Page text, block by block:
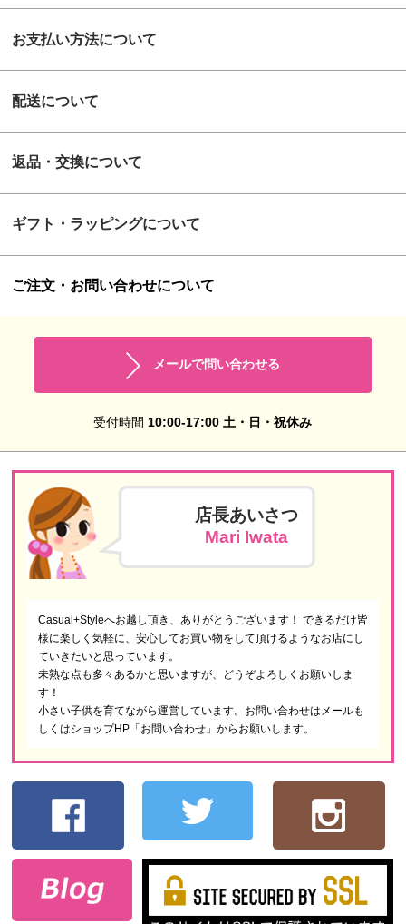
お支払い方法について
配送について
返品・交換について
ギフト・ラッピングについて
ご注文・お問い合わせについて
メールで問い合わせる
受付時間 10:00-17:00 土・日・祝休み
店長あいさつ
Mari Iwata
Casual+Styleへお越し頂き、ありがとうございます！ できるだけ皆
様に楽しく気軽に、安心してお買い物をして頂けるようなお店にし
ていきたいと思っています。
未熟な点も多々あるかと思いますが、どうぞよろしくお願いしま
す！
小さい子供を育てながら運営しています。お問い合わせはメールも
しくはショップHP「お問い合わせ」からお願いします。